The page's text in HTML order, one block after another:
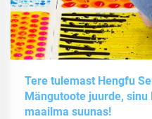
Tere tulemast Hengfu
Mängutoote juurde,
maailma suunas!